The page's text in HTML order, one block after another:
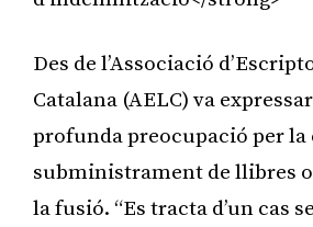
Des de l’Associació
Catalana (AELC) va
profunda preocupació per la
subministrament de llibres
la fusió. “Es tracta d’un cas